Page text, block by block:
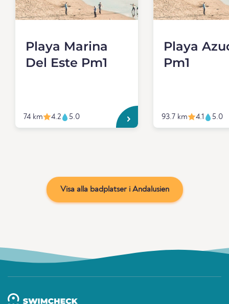
Playa Marina
Del Este Pm1
74 km 4.2 5.0
Playa
Pm1
93.7 km 4.1 5.0
Visa alla badplatser i Andalusien